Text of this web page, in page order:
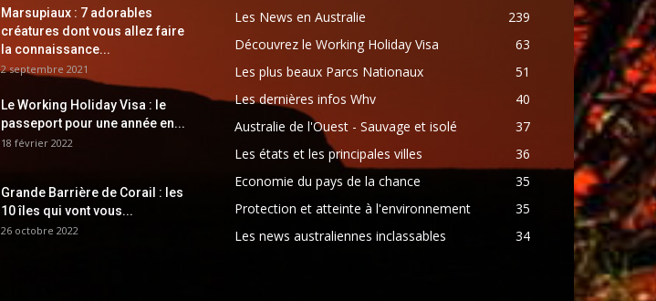
Marsupiaux : 7 adorables
créatures dont vous allez faire
la connaissance...
2 septembre 2021
Le Working Holiday Visa : le
passeport pour une année en...
18 février 2022
Grande Barrière de Corail : les
10 îles qui vont vous...
26 octobre 2022
Les News en Australie
239
Découvrez le Working Holiday Visa
63
Les plus beaux Parcs Nationaux
51
Les dernières infos Whv
40
Australie de l'Ouest - Sauvage et isolé
37
Les états et les principales villes
36
Economie du pays de la chance
35
Protection et atteinte à l'environnement
35
Les news australiennes inclassables
34